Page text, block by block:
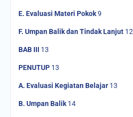
E. Evaluasi Materi Pokok9
F. Umpan Balik dan Tindak Lanjut12
BAB III 13
PENUTUP13
A. Evaluasi Kegiatan Belajar13
B. Umpan Balik14